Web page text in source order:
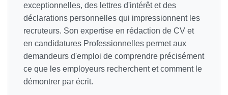
exceptionnelles, des lettres d'intérêt et des
déclarations personnelles qui impressionnent les
recruteurs. Son expertise en rédaction de CV et
en candidatures Professionnelles permet aux
demandeurs d'emploi de comprendre précisément
ce que les employeurs recherchent et comment le
démontrer par écrit.